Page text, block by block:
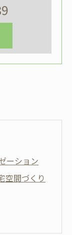
ーション
空間づくり
かす方法